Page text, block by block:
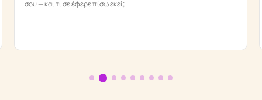
σου — και τι σε έφερε πίσω εκεί;